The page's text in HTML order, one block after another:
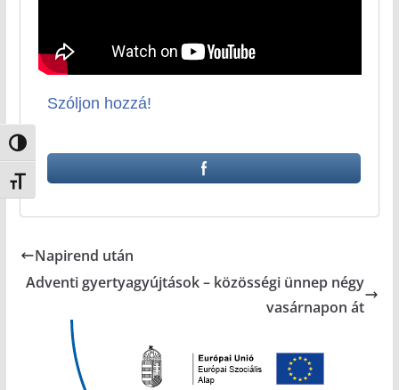
Nagy kontraszt váltása
Betűméret váltása
Szóljon hozzá!
Napirend után
Adventi gyertyagyújtások – közösségi ünnep négy
vasárnapon át